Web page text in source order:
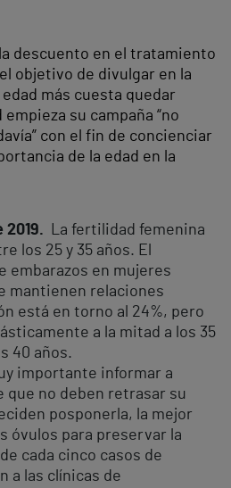
descuento en el tratamiento
objetivo de divulgar en la
más cuesta quedar
su campaña “no
con el fin de concienciar
de la edad en la
2019.
La fertilidad femenina
los 25 y 35 años. El
embarazos en mujeres
mantienen relaciones
está en torno al 24%, pero
a la mitad a los 35
40 años.
importante informar a
que no deben retrasar su
posponerla, la mejor
óvulos para preservar la
cada cinco casos de
a las clínicas de